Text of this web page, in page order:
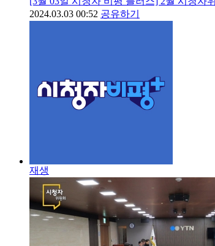
2024.03.03 00:52 공유하기
재생